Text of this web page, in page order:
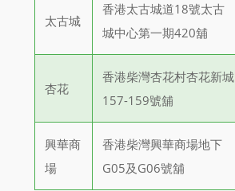
太古城
香港太古城道18號太古
城中心第一期420舖
杏花
香港柴灣杏花村杏花新城
157-159號舖
興華商
場
香港柴灣興華商場地下
G05及G06號舖